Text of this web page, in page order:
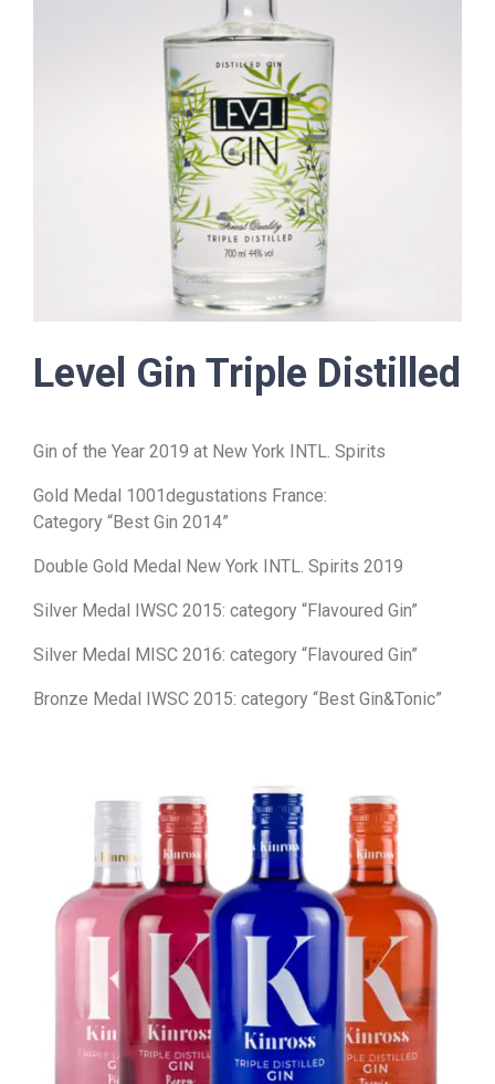
Level Gin Triple Distilled
Gin of the Year 2019 at New York INTL. Spirits
Gold Medal 1001degustations France:
Category “Best Gin 2014”
Double Gold Medal New York INTL. Spirits 2019
Silver Medal IWSC 2015: category “Flavoured Gin”
Silver Medal MISC 2016: category “Flavoured Gin”
Bronze Medal IWSC 2015: category “Best Gin&Tonic”